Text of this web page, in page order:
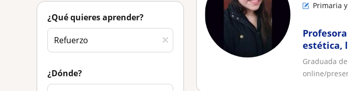
¿Qué quieres aprender?
¿Dónde?
Primaria
estética,
Graduada
online/